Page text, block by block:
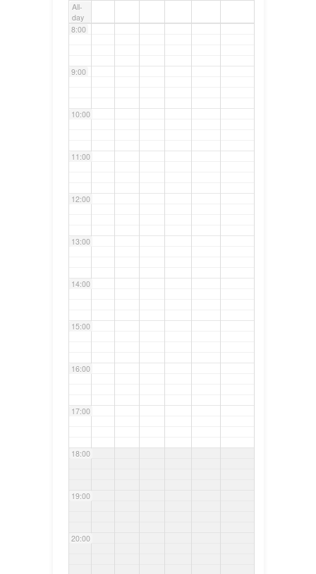
All-
day
8:00
9:00
10:00
11:00
12:00
13:00
14:00
15:00
16:00
17:00
18:00
19:00
20:00